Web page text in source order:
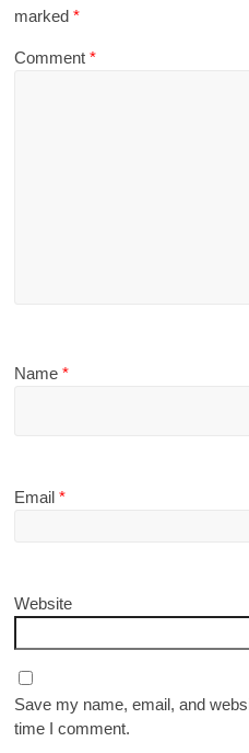
marked*
Comment*
Name*
Email*
Website
Save my name, email, and
time I comment.